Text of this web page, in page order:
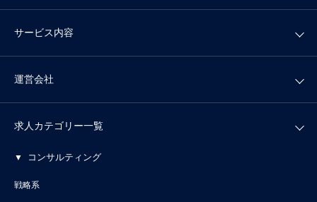
サービス内容
運営会社
求人カテゴリー一覧
コンサルティング
戦略系